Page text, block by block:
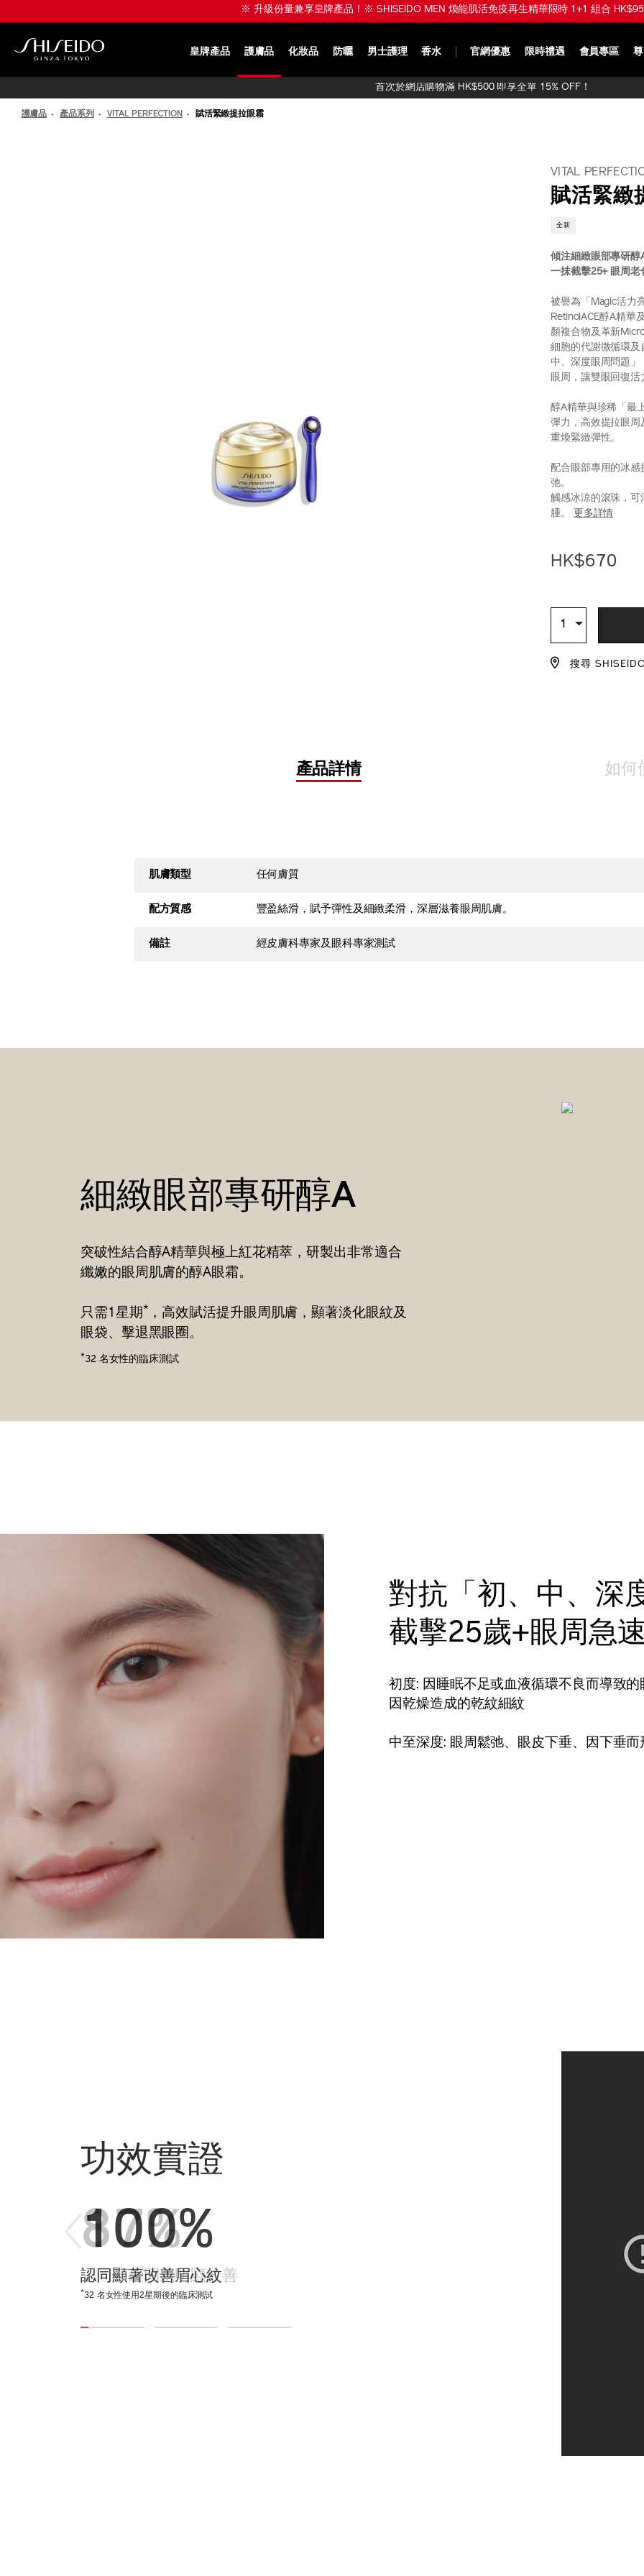
至
※ 升級份量兼享皇牌產品！※ SHISEIDO MEN 煥能肌活免疫再生精華限時 1+1 組合
皇牌產品 護膚品 化妝品 防曬 男士護理 香水 官網優惠 限時禮遇 會員專區
首次於網店購物滿 HK$500 即享全單 15% OFF！
護膚品 產品系列 VITAL PERFECTION 賦活緊緻提拉眼霜
VITAL
賦活緊緻
全新
傾注細緻眼部專研醇
一抺截擊25+ 眼周老
被譽為「Magic活力
RetinolACE醇A精華
顏複合物及革新
細胞的代謝微循環及
中、深度眼周問題
眼周，讓雙眼回復活
醇A精華與珍稀「最
彈力，高效提拉眼周
重煥緊緻彈性。
配合眼部專用的冰
弛。
觸感冰涼的滾珠，
腫。 更多詳情
編
HK$670
TO
CART
數
量
1
搜尋
產品詳情 如何
肌膚類型 任何膚質
配方質感 豐盈絲滑，賦予彈性及細緻柔滑，深層滋養眼周肌膚。
備註 經皮膚科專家及眼科專家測試
細緻眼部專研醇A
突破性結合醇A精華與極上紅花精萃，研製出非常適合
纖嫩的眼周肌膚的醇A眼霜。
只需1星期 * ，高效賦活提升眼周肌膚，顯著淡化眼紋及
眼袋、擊退黑眼圈。
*32 名女性的臨床測試
對抗「初、中、深
截擊25歲+眼周急
初度: 因睡眠不足或血液循環不良而導致的
因乾燥造成的乾紋細紋
中至深度: 眼周鬆弛、眼皮下垂、因下垂
功效實證
100%
認同顯著改善眉心紋
*32 名女性使用2星期後的臨床測試
功效實證
100%
認同有效改善眼底紋
*32 名女性使用2星期後的臨床測試
功效實證
87%
認同眼袋問題明顯改善
*32 名女性使用1星期後的臨床測試
1 3